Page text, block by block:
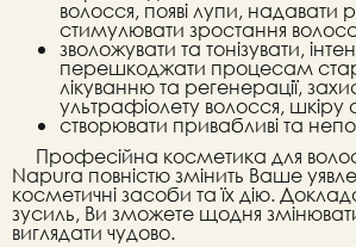
волосся, появі лупи, надавати
стимулювати зростання
зволожувати та тонізувати,
перешкоджати процесам
лікуванню та регенерації,
ультрафіолету волосся, шкіру
створювати привабливі та
Професійна косметика для
Napura повністю змінить Ваше
косметичні засоби та їх дію.
зусиль, Ви зможете щодня
виглядати чудово.